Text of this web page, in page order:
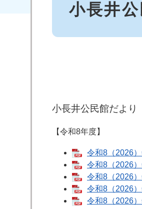
小長井
小長井公民館だより
【令和8年度】
令和8（2026
令和8（2026
令和8（2026
令和8（2026
令和8（2026